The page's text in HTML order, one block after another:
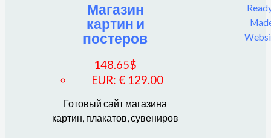
Магазин
картин и
постеров
148.65$
EUR:€ 129.00
Готовый сайт магазина
картин, плакатов, сувениров